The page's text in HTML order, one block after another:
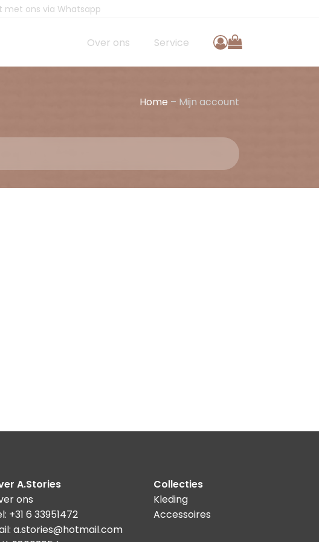
ons via Whatsapp
Over ons Service
Home – Mijn account
A.Stories
ons
+31 6 33951472
a.stories@hotmail.com
Collecties
Kleding
Accessoires